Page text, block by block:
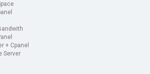
+ Cpanel
Server